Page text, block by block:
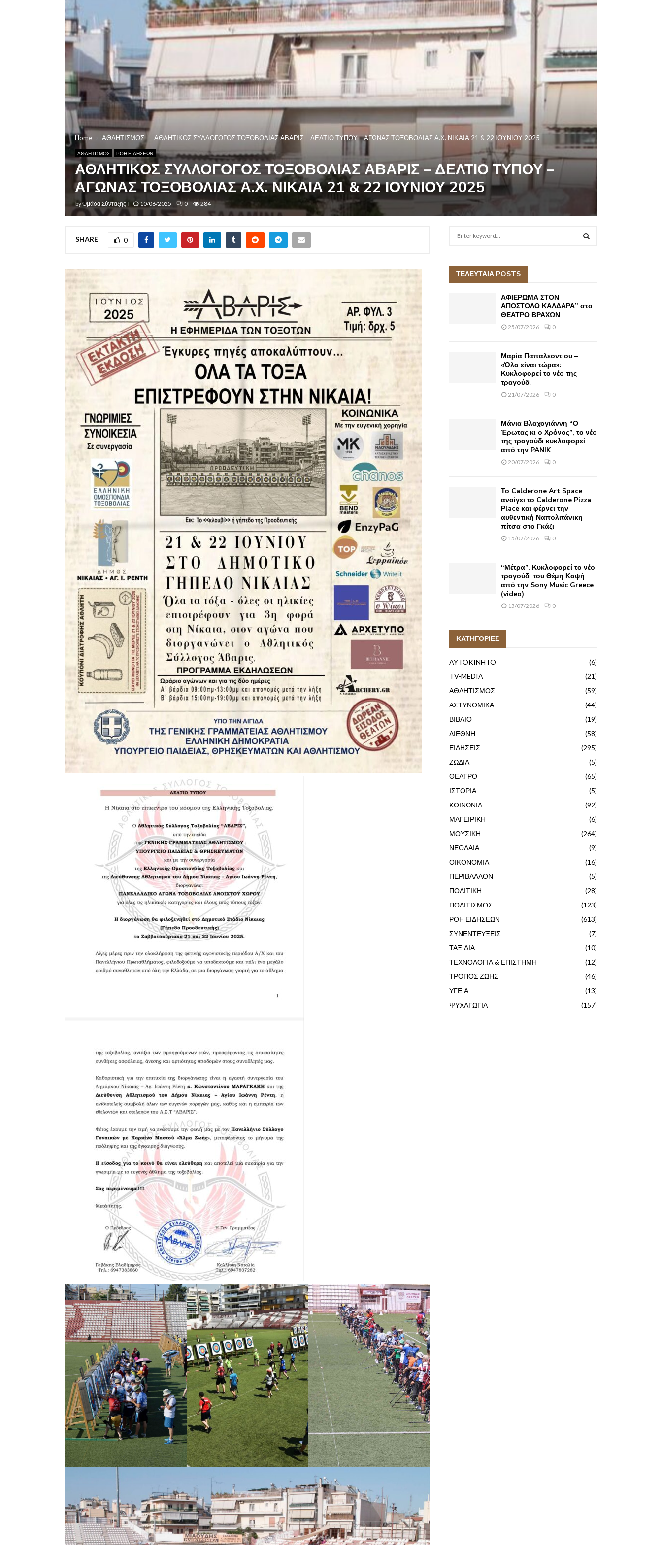
Home ΑΘΛΗΤΙΣΜΟΣ ΑΘΛΗΤΙΚΟΣ ΣΥΛΛΟΓΟΓΟΣ ΤΟΞΟΒΟΛΙΑΣ ΑΒΑΡΙΣ – ΔΕΛΤΙΟ ΤΥΠΟΥ – ΑΓΩΝΑΣ ΤΟΞΟΒΟΛΙΑΣ Α.Χ. ΝΙΚΑΙΑ 21 & 22 ΙΟΥΝΙΟΥ 2025
ΑΘΛΗΤΙΣΜΟΣ ΡΟΗ ΕΙΔΗΣΕΩΝ
ΑΘΛΗΤΙΚΟΣ ΣΥΛΛΟΓΟΓΟΣ ΤΟΞΟΒΟΛΙΑΣ ΑΒΑΡΙΣ – ΔΕΛΤΙΟ ΤΥΠΟΥ –
ΑΓΩΝΑΣ ΤΟΞΟΒΟΛΙΑΣ Α.Χ. ΝΙΚΑΙΑ 21 & 22 ΙΟΥΝΙΟΥ 2025
byΟμάδα Σύνταξης Ι 10/06/2025 0 284
SHARE 0
h
ΤΕΛΕΥΤΑΙΑ POSTS
ΑΦΙΕΡΩΜΑ ΣΤΟΝ
ΑΠΟΣΤΟΛΟ ΚΑΛΔΑΡΑ” στο
ΘΕΑΤΡΟ ΒΡΑΧΩΝ
25/07/2026 0
Μαρία Παπαλεοντίου –
«Όλα είναι τώρα»:
Κυκλοφορεί το νέο της
τραγούδι
21/07/2026 0
Μάνια Βλαχογιάννη “Ο
Έρωτας κι ο Χρόνος”, το νέο
της τραγούδι κυκλοφορεί
από την PANIK
20/07/2026 0
Το Calderone Art Space
ανοίγει το Calderone Pizza
Place και φέρνει την
αυθεντική Ναπολιτάνικη
πίτσα στο Γκάζι
15/07/2026 0
“Μέτρα”. Κυκλοφορεί το νέο
τραγούδι του Θέμη Καψή
από την Sony Music Greece
(video)
15/07/2026 0
ΚΑΤΗΓΟΡΙΕΣ
AYTOKINHTO
(6)
TV-MEDIA
(21)
ΑΘΛΗΤΙΣΜΟΣ
(59)
ΑΣΤΥΝΟΜΙΚΑ
(44)
ΒΙΒΛΙΟ
(19)
ΔΙΕΘΝΗ
(58)
ΕΙΔΗΣΕΙΣ
(295)
ΖΩΔΙΑ
(5)
ΘΕΑΤΡΟ
(65)
ΙΣΤΟΡΙΑ
(5)
ΚΟΙΝΩΝΙΑ
(92)
ΜΑΓΕΙΡΙΚΗ
(6)
ΜΟΥΣΙΚΗ
(264)
ΝΕΟΛΑΙΑ
(9)
ΟΙΚΟΝΟΜΙΑ
(16)
ΠΕΡΙΒΑΛΛΟΝ
(5)
ΠΟΛΙΤΙΚΗ
(28)
ΠΟΛΙΤΙΣΜΟΣ
(123)
ΡΟΗ ΕΙΔΗΣΕΩΝ
(613)
ΣΥΝΕΝΤΕΥΞΕΙΣ
(7)
ΤΑΞΙΔΙΑ
(10)
ΤΕΧΝΟΛΟΓΙΑ & ΕΠΙΣΤΗΜΗ
(12)
ΤΡΟΠΟΣ ΖΩΗΣ
(46)
ΥΓΕΙΑ
(13)
ΨΥΧΑΓΩΓΙΑ
(157)